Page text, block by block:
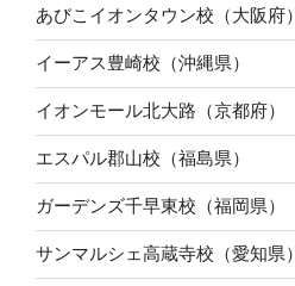
あびこイオンタウン校（大阪府）
イーアス豊崎校（沖縄県）
イオンモール北大路（京都府）
エスパル郡山校（福島県）
ガーデンズ千早東校（福岡県）
サンマルシェ高蔵寺校（愛知県）